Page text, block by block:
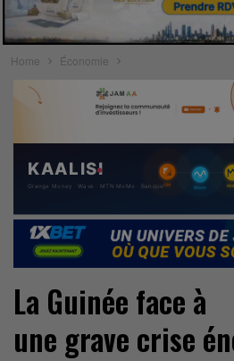
Home Économie
La Guinée face à
une grave crise